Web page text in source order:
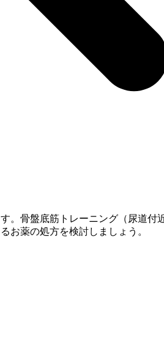
骨盤底筋トレーニング（尿道付
お薬の処方を検討しましょう。